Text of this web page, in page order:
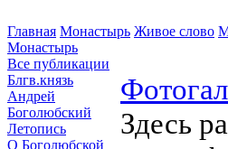
Главная Монастырь Живое слово
Монастырь
Все публикации
Блгв.князь
Андрей
Боголюбский
Летопись
О Боголюбской
Здесь